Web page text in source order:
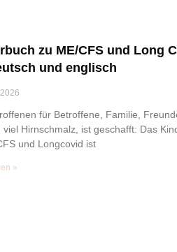
zu ME/CFS und Long
und englisch
für Betroffene, Familie,
viel Hirnschmalz, ist geschafft: Das
und Longcovid ist
»